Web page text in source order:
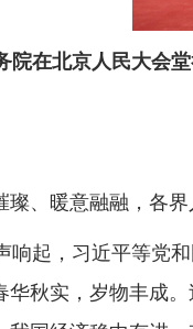
院在北京人民大会
暖意融融，各界
，习近平等党和
实，岁物丰成。